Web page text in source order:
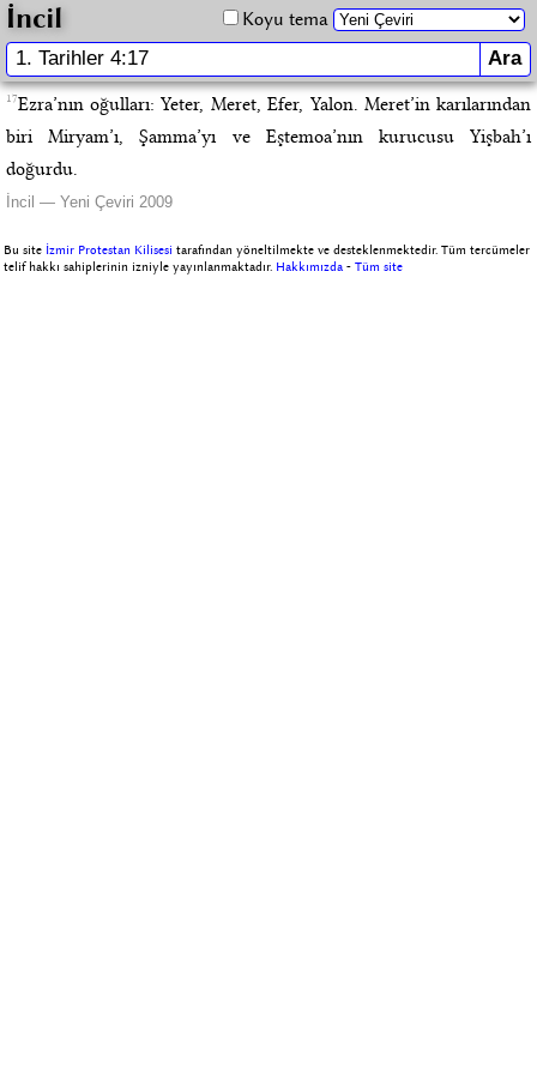
İncil Koyu tema
17Ezra’nın oğulları: Yeter, Meret, Efer, Yalon. Meret’in karılarından
biri Miryam’ı, Şamma’yı ve Eştemoa’nın kurucusu Yişbah’ı
doğurdu.
İncil — Yeni Çeviri 2009
Bu site İzmir Protestan Kilisesi tarafından yöneltilmekte ve desteklenmektedir. Tüm tercümeler
telif hakkı sahiplerinin izniyle yayınlanmaktadır. Hakkımızda -Tüm site